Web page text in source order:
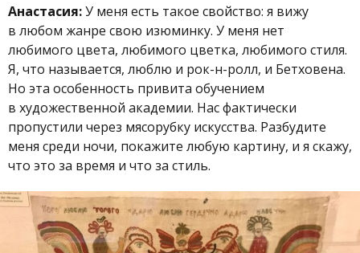
Анастасия:У меня есть такое свойство: я вижу
в любом жанре свою изюминку. У меня нет
любимого цвета, любимого цветка, любимого стиля.
Я, что называется, люблю и рок-н-ролл, и Бетховена.
Но эта особенность привита обучением
в художественной академии. Нас фактически
пропустили через мясорубку искусства. Разбудите
меня среди ночи, покажите любую картину, и я скажу,
что это за время и что за стиль.